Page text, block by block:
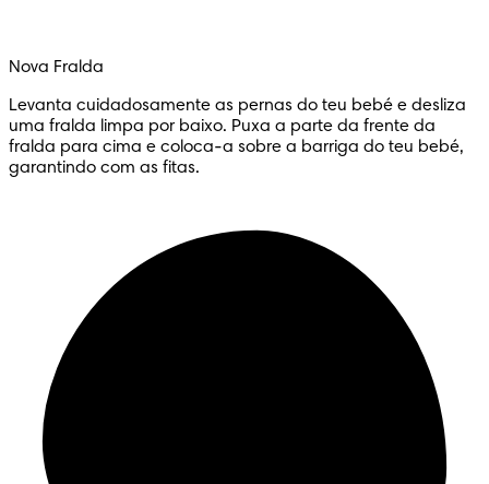
Nova Fralda
Levanta cuidadosamente as pernas do teu bebé e desliza
uma fralda limpa por baixo. Puxa a parte da frente da
fralda para cima e coloca-a sobre a barriga do teu bebé,
garantindo com as fitas.